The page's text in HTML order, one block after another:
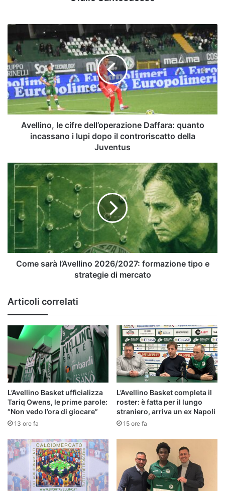
Avellino,
cifre
dell’operazione
Daffara:
quanto
incassano
i
lupi
dopo
Juventus
Avellino, le cifre dell’operazione Daffara: quanto
incassano i lupi dopo il controriscatto della
Juventus
Come
sarà
l’Avellino
2026/2027:
formazione
tipo
strategie
di
mercato
Come sarà l’Avellino 2026/2027: formazione tipo e
strategie di mercato
Articoli correlati
L’Avellino Basket ufficializza
Tariq Owens, le prime parole:
“Non vedo l’ora di giocare”
13 ore fa
L’Avellino Basket completa il
roster: è fatta per il lungo
straniero, arriva un ex Napoli
15 ore fa